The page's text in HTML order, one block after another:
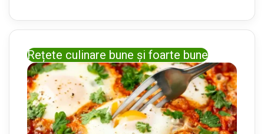
Rețete culinare bune și foarte bune